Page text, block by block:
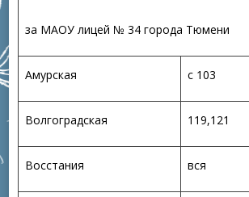
за МАОУ лицей № 34 города Тюмени
Амурская с 103
Волгоградская 119,121
Восстания вся